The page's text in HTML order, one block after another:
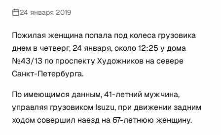
24 января 2019
Пожилая женщина попала под колеса грузовика
днем в четверг, 24 января, около 12:25 у дома
№43/13 по проспекту Художников на севере
Санкт-Петербурга.
По имеющимся данным, 41-летний мужчина,
управляя грузовиком Isuzu, при движении задним
ходом совершил наезд на 67-летнюю женщину.